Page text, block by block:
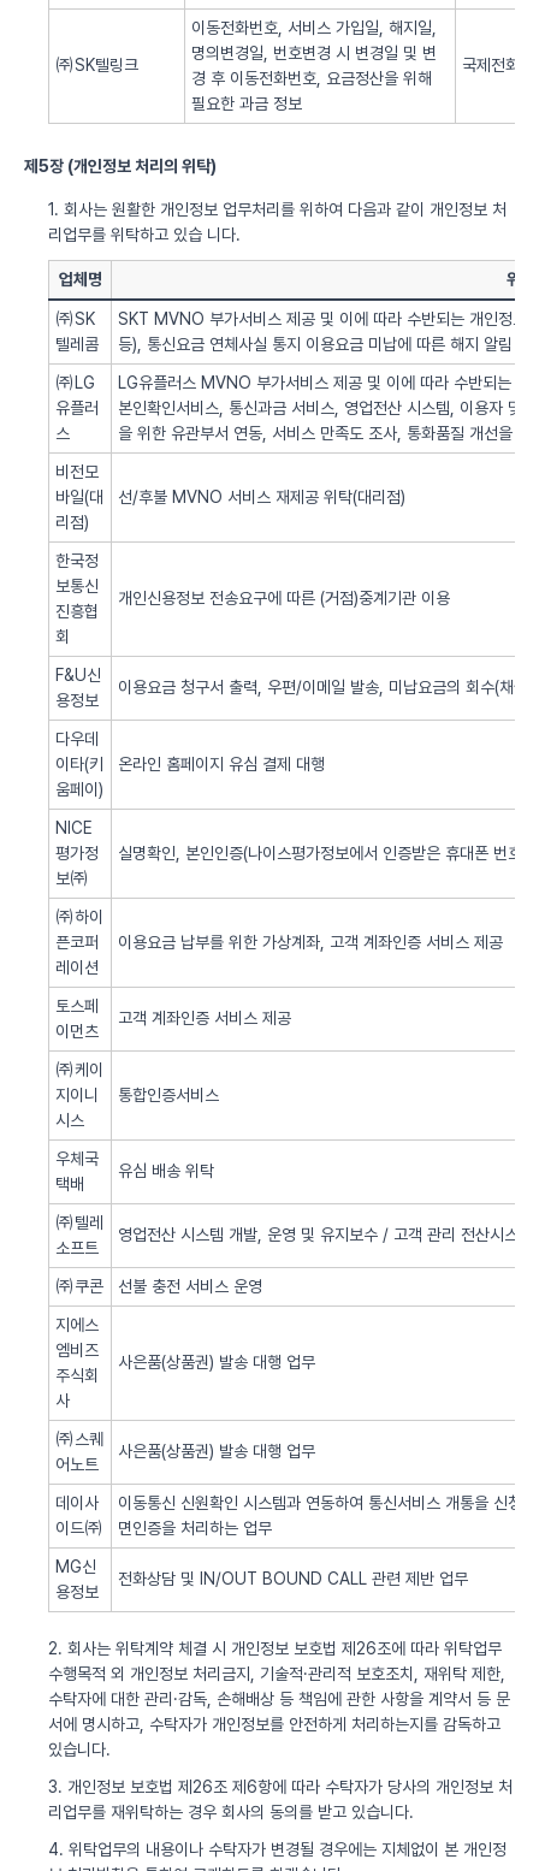
㈜SK텔링크
이동전화번호, 서비스 가입일, 해지일,
명의변경일, 번호변경 시 변경일 및 변
경 후 이동전화번호, 요금정산을 위해
필요한 과금 정보
국제전화
제5장 (개인정보 처리의 위탁)
1. 회사는 원활한 개인정보 업무처리를 위하여 다음과 같이 개인정보 처
리업무를 위탁하고 있습 니다.
업체명 위탁
㈜SK
텔레콤
SKT MVNO 부가서비스 제공 및 이에 따라 수반되는 개인정보
등), 통신요금 연체사실 통지 이용요금 미납에 따른 해지 알림 업
㈜LG
유플러
스
LG유플러스 MVNO 부가서비스 제공 및 이에 따라 수반되는
본인확인서비스, 통신과금 서비스, 영업전산 시스템, 이용자 및
을 위한 유관부서 연동, 서비스 만족도 조사, 통화품질 개선을 위
비전모
바일(대
리점)
선/후불 MVNO 서비스 재제공 위탁(대리점)
한국정
보통신
진흥협
회
개인신용정보 전송요구에 따른 (거점)중계기관 이용
F&U신
용정보
이용요금 청구서 출력, 우편/이메일 발송, 미납요금의 회수(채권
다우데
이타(키
움페이)
온라인 홈페이지 유심 결제 대행
NICE
평가정
보㈜
실명확인, 본인인증(나이스평가정보에서 인증받은 휴대폰 번호
㈜하이
픈코퍼
레이션
이용요금 납부를 위한 가상계좌, 고객 계좌인증 서비스 제공
토스페
이먼츠
고객 계좌인증 서비스 제공
㈜케이
지이니
시스
통합인증서비스
우체국
택배
유심 배송 위탁
㈜텔레
소프트
영업전산 시스템 개발, 운영 및 유지보수 / 고객 관리 전산시스
㈜쿠콘
선불 충전 서비스 운영
지에스
엠비즈
주식회
사
사은품(상품권) 발송 대행 업무
㈜스퀘
어노트
사은품(상품권) 발송 대행 업무
데이사
이드㈜
이동통신 신원확인 시스템과 연동하여 통신서비스 개통을 신청
면인증을 처리하는 업무
MG신
용정보
전화상담 및 IN/OUT BOUND CALL 관련 제반 업무
2. 회사는 위탁계약 체결 시 개인정보 보호법 제26조에 따라 위탁업무
수행목적 외 개인정보 처리금지, 기술적·관리적 보호조치, 재위탁 제한,
수탁자에 대한 관리·감독, 손해배상 등 책임에 관한 사항을 계약서 등 문
서에 명시하고, 수탁자가 개인정보를 안전하게 처리하는지를 감독하고
있습니다.
3. 개인정보 보호법 제26조 제6항에 따라 수탁자가 당사의 개인정보 처
리업무를 재위탁하는 경우 회사의 동의를 받고 있습니다.
4. 위탁업무의 내용이나 수탁자가 변경될 경우에는 지체없이 본 개인정